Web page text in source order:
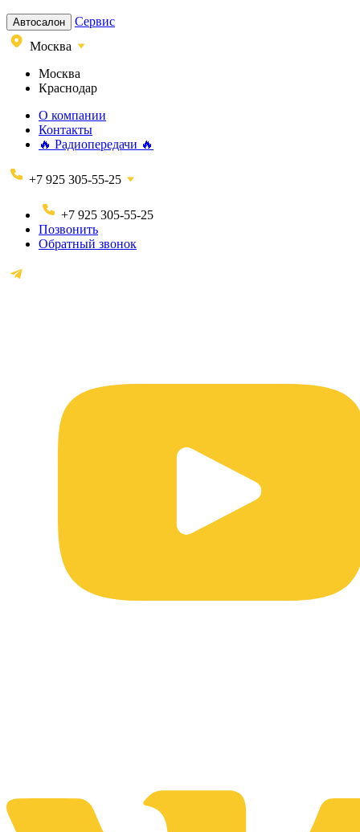
Автосалон
Сервис
Москва
Москва
Краснодар
О компании
Контакты
🔥 Радиопередачи 🔥
+7 925 305-55-25
+7 925 305-55-25
Позвонить
Обратный звонок